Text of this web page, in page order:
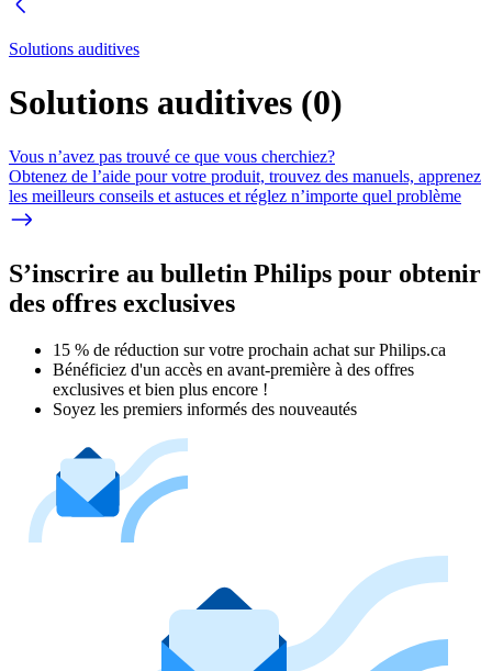
Solutions auditives
Solutions auditives (0)
Vous n’avez pas trouvé ce que vous cherchiez?
Obtenez de l’aide pour votre produit, trouvez des manuels, apprenez
les meilleurs conseils et astuces et réglez n’importe quel problème
S’inscrire au bulletin Philips pour obtenir
des offres exclusives
15 % de réduction sur votre prochain achat sur Philips.ca​
Bénéficiez d'un accès en avant-première à des offres
exclusives et bien plus encore !
Soyez les premiers informés des nouveautés